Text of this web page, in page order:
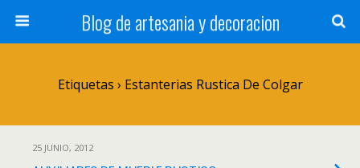
Blog de artesania y decoracion
Etiquetas › Estanterias Rustica De Colgar
25 JUNIO, 2012